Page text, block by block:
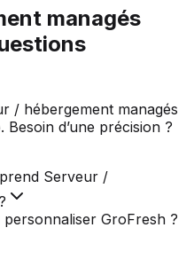
managés
/ hébergement managés
d’une précision ?
Serveur /
GroFresh ?